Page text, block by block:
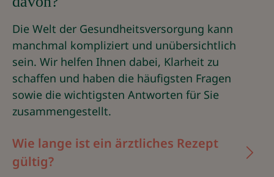
Die Welt der Gesundheitsversorgung kann
manchmal kompliziert und unübersichtlich
sein. Wir helfen Ihnen dabei, Klarheit zu
schaffen und haben die häufigsten Fragen
sowie die wichtigsten Antworten für Sie
zusammengestellt.
Wie lange ist ein ärztliches Rezept
gültig?